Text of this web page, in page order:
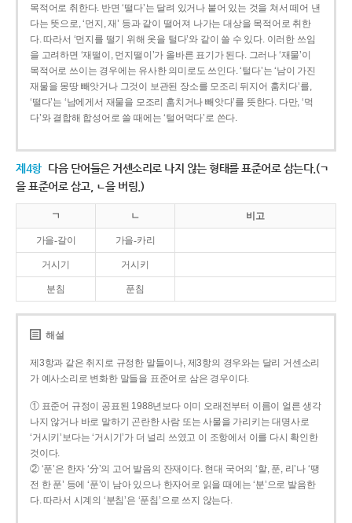
목적어로 취한다. 반면 ‘떨다’는 달려 있거나 붙어 있는 것을 쳐서 떼어 낸
다는 뜻으로, ‘먼지, 재’ 등과 같이 떨어져 나가는 대상을 목적어로 취한
다. 따라서 ‘먼지를 떨기 위해 옷을 털다’와 같이 쓸 수 있다. 이러한 쓰임
을 고려하면 ‘재떨이, 먼지떨이’가 올바른 표기가 된다. 그러나 ‘재물’이
목적어로 쓰이는 경우에는 유사한 의미로도 쓰인다. ‘털다’는 ‘남이 가진
재물을 몽땅 빼앗거나 그것이 보관된 장소를 모조리 뒤지어 훔치다’를,
‘떨다’는 ‘남에게서 재물을 모조리 훔치거나 빼앗다’를 뜻한다. 다만, ‘먹
다’와 결합해 합성어로 쓸 때에는 ‘털어먹다’로 쓴다.
제4항 다음 단어들은 거센소리로 나지 않는 형태를 표준어로 삼는다.(ㄱ
을 표준어로 삼고, ㄴ을 버림.)
ㄱ ㄴ 비고
가을-갈이 가을-카리
거시기 거시키
분침 푼침
해설
제3항과 같은 취지로 규정한 말들이나, 제3항의 경우와는 달리 거센소리
가 예사소리로 변화한 말들을 표준어로 삼은 경우이다.
① 표준어 규정이 공표된 1988년보다 이미 오래전부터 이름이 얼른 생각
나지 않거나 바로 말하기 곤란한 사람 또는 사물을 가리키는 대명사로
‘거시키’보다는 ‘거시기’가 더 널리 쓰였고 이 조항에서 이를 다시 확인한
것이다.
② ‘푼’은 한자 ‘分’의 고어 발음의 잔재이다. 현대 국어의 ‘할, 푼, 리’나 ‘땡
전 한 푼’ 등에 ‘푼’이 남아 있으나 한자어로 읽을 때에는 ‘분’으로 발음한
다. 따라서 시계의 ‘분침’은 ‘푼침’으로 쓰지 않는다.